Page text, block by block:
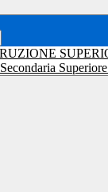
Secondaria Superiore